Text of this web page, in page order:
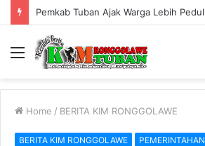
Menu
Home / BERITA KIM RONGGOLAWE
BERITA KIM RONGGOLAWE PEMERINTAHAN